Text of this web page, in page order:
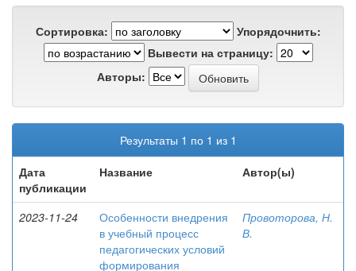
Сортировка:
Упорядочнить:
Вывести на страницу:
Авторы:
Результаты 1 по 1 из 1
Дата
публикации
Название Автор(ы)
2023-11-24
Особенности внедрения
в учебный процесс
педагогических условий
формирования
Провоторова, Н.
В.